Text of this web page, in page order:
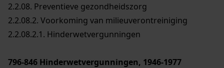
2.2.08. Preventieve gezondheidszorg
2.2.08.2. Voorkoming van milieuverontreiniging
2.2.08.2.1. Hinderwetvergunningen
796-846 Hinderwetvergunningen, 1946-1977